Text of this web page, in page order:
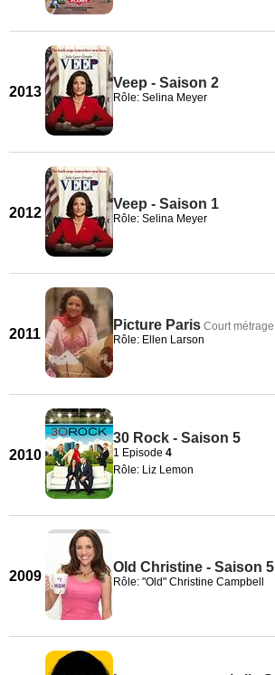
2013
Veep - Saison 2
Rôle: Selina Meyer
2012
Veep - Saison 1
Rôle: Selina Meyer
2011
Picture Paris Court métrage
Rôle: Ellen Larson
2010
30 Rock - Saison 5
1 Episode 4
Rôle: Liz Lemon
2009
Old Christine - Saison 5
Rôle: "Old" Christine Campbell